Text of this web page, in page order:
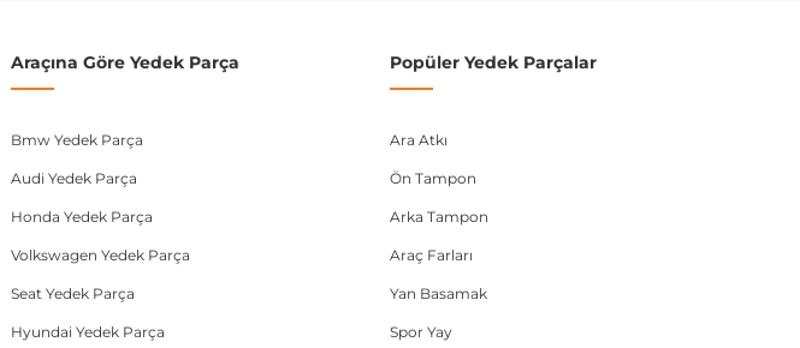
-
vermeden önce OEM numarası veya şasi numarası ile uyumluluğu kontrol
Araçına Göre Yedek Parça
Bmw Yedek Parça
Audi Yedek Parça
Honda Yedek Parça
Volkswagen Yedek Parça
Seat Yedek Parça
Hyundai Yedek Parça
Popüler Yedek Parçalar
Ara Atkı
Ön Tampon
Arka Tampon
Araç Farları
Yan Basamak
Spor Yay